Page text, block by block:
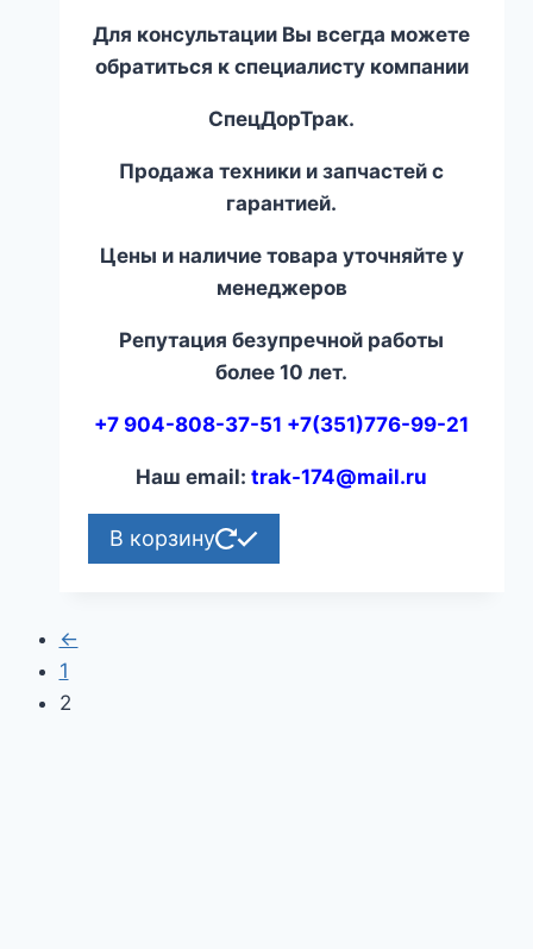
Для консультации Вы всегда можете
обратиться к специалисту компании
СпецДорТрак.
Продажа техники и запчастей с
гарантией.
Цены и наличие товара уточняйте у
менеджеров
Репутация безупречной работы
более 10 лет.
+7 904-808-37-51 +7(351)776-99-21
Наш email:trak-174@mail.ru
В корзину
←
1
2